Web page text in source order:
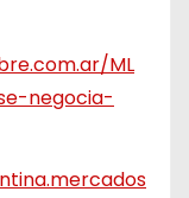
ML
negocia-